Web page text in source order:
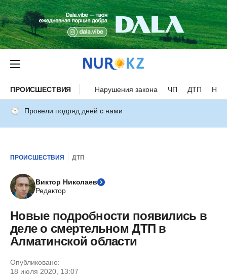
ПРОИСШЕСТВИЯ Нарушения закона ЧП ДТП
Провели подряд дней с нами
ПРОИСШЕСТВИЯ ДТП
Виктор Николаев
Редактор
Новые подробности появились в
деле о смертельном ДТП в
Алматинской области
Опубликовано:
18 июля 2020, 13:07